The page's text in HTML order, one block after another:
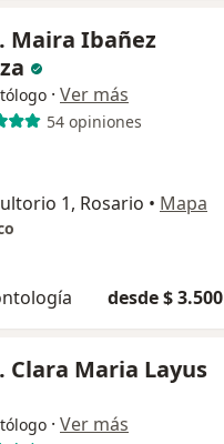
Maira Ibañez
· Ver más
54 opiniones
1, Rosario • Mapa
desde $ 3.500
Clara Maria Layus
· Ver más